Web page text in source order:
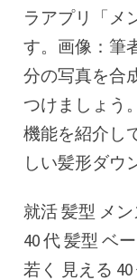
ラアプリ「メ
す。画像：筆
分の写真を合
つけましょう
機能を紹介し
しい髪形ダウ
就活 髪型 メ
40 代 髪型 ベ
若く 見える